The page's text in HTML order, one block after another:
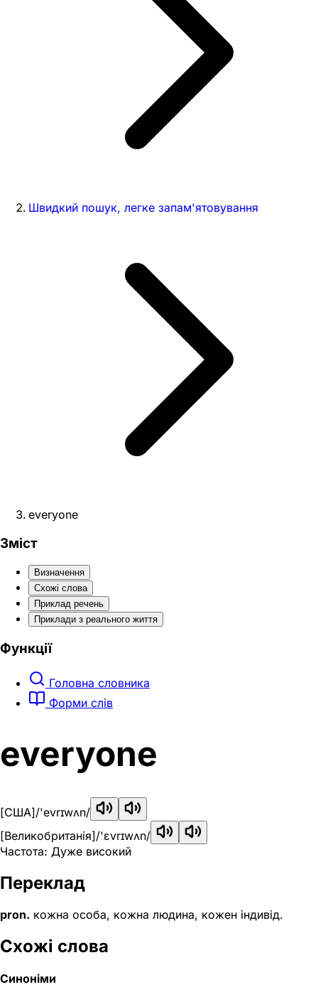
Швидкий пошук, легке запам'ятовування
everyone
Зміст
Визначення
Схожі слова
Приклад речень
Приклади з реального життя
Функції
Головна словника
Форми слів
everyone
[США]/'evrɪwʌn/
[Великобританія]/'ɛvrɪwʌn/
Частота: Дуже високий
Переклад
pron. кожна особа, кожна людина, кожен індивід.
Схожі слова
Синоніми